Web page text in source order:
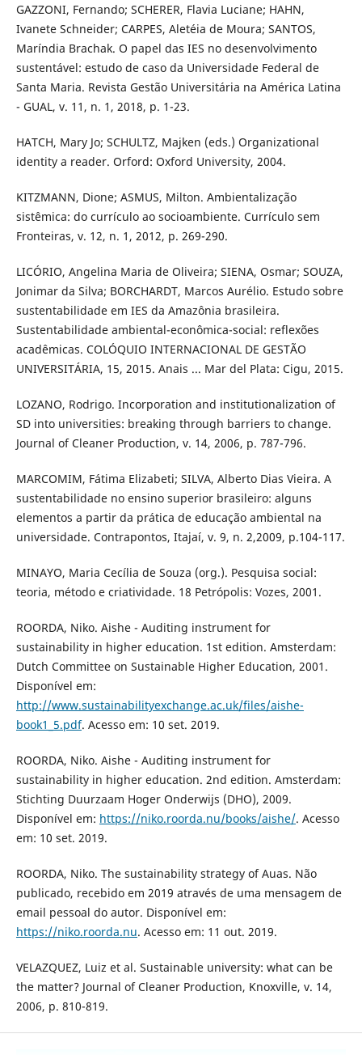
GAZZONI, Fernando; SCHERER, Flavia Luciane; HAHN,
Ivanete Schneider; CARPES, Aletéia de Moura; SANTOS,
Maríndia Brachak. O papel das IES no desenvolvimento
sustentável: estudo de caso da Universidade Federal de
Santa Maria. Revista Gestão Universitária na América Latina
- GUAL, v. 11, n. 1, 2018, p. 1-23.
HATCH, Mary Jo; SCHULTZ, Majken (eds.) Organizational
identity a reader. Orford: Oxford University, 2004.
KITZMANN, Dione; ASMUS, Milton. Ambientalização
sistêmica: do currículo ao socioambiente. Currículo sem
Fronteiras, v. 12, n. 1, 2012, p. 269-290.
LICÓRIO, Angelina Maria de Oliveira; SIENA, Osmar; SOUZA,
Jonimar da Silva; BORCHARDT, Marcos Aurélio. Estudo sobre
sustentabilidade em IES da Amazônia brasileira.
Sustentabilidade ambiental-econômica-social: reflexões
acadêmicas. COLÓQUIO INTERNACIONAL DE GESTÃO
UNIVERSITÁRIA, 15, 2015. Anais ... Mar del Plata: Cigu, 2015.
LOZANO, Rodrigo. Incorporation and institutionalization of
SD into universities: breaking through barriers to change.
Journal of Cleaner Production, v. 14, 2006, p. 787-796.
MARCOMIM, Fátima Elizabeti; SILVA, Alberto Dias Vieira. A
sustentabilidade no ensino superior brasileiro: alguns
elementos a partir da prática de educação ambiental na
universidade. Contrapontos, Itajaí, v. 9, n. 2,2009, p.104-117.
MINAYO, Maria Cecília de Souza (org.). Pesquisa social:
teoria, método e criatividade. 18 Petrópolis: Vozes, 2001.
ROORDA, Niko. Aishe - Auditing instrument for
sustainability in higher education. 1st edition. Amsterdam:
Dutch Committee on Sustainable Higher Education, 2001.
Disponível em:
http://www.sustainabilityexchange.ac.uk/files/aishe-
book1_5.pdf. Acesso em: 10 set. 2019.
ROORDA, Niko. Aishe - Auditing instrument for
sustainability in higher education. 2nd edition. Amsterdam:
Stichting Duurzaam Hoger Onderwijs (DHO), 2009.
Disponível em: https://niko.roorda.nu/books/aishe/. Acesso
em: 10 set. 2019.
ROORDA, Niko. The sustainability strategy of Auas. Não
publicado, recebido em 2019 através de uma mensagem de
email pessoal do autor. Disponível em:
https://niko.roorda.nu. Acesso em: 11 out. 2019.
VELAZQUEZ, Luiz et al. Sustainable university: what can be
the matter? Journal of Cleaner Production, Knoxville, v. 14,
2006, p. 810-819.